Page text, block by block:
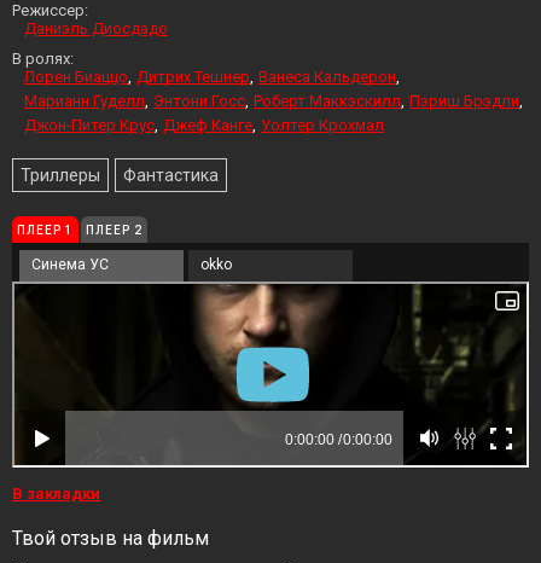
Режиссер:
Даниэль Диосдадо
В ролях:
Лорен Биаццо Дитрих Тешнер Ванеса Кальдерон
Марианн Гуделл Энтони Госс Роберт Маккэскилл Пэриш Брэдли
Джон-Питер Крус Джеф Канге Уолтер Крохмал
Триллеры Фантастика
ПЛЕЕР 1 ПЛЕЕР 2
Синема УС okko
В закладки
Твой отзыв на фильм